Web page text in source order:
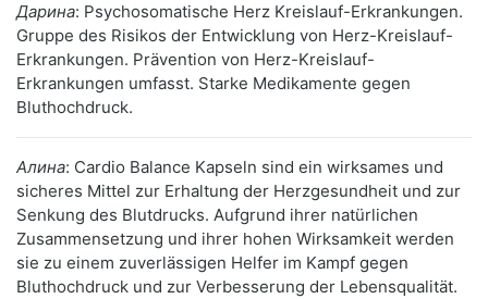
Дарина: Psychosomatische Herz Kreislauf-Erkrankungen.
Gruppe des Risikos der Entwicklung von Herz-Kreislauf-
Erkrankungen. Prävention von Herz-Kreislauf-
Erkrankungen umfasst. Starke Medikamente gegen
Bluthochdruck.
Алина: Cardio Balance Kapseln sind ein wirksames und
sicheres Mittel zur Erhaltung der Herzgesundheit und zur
Senkung des Blutdrucks. Aufgrund ihrer natürlichen
Zusammensetzung und ihrer hohen Wirksamkeit werden
sie zu einem zuverlässigen Helfer im Kampf gegen
Bluthochdruck und zur Verbesserung der Lebensqualität.